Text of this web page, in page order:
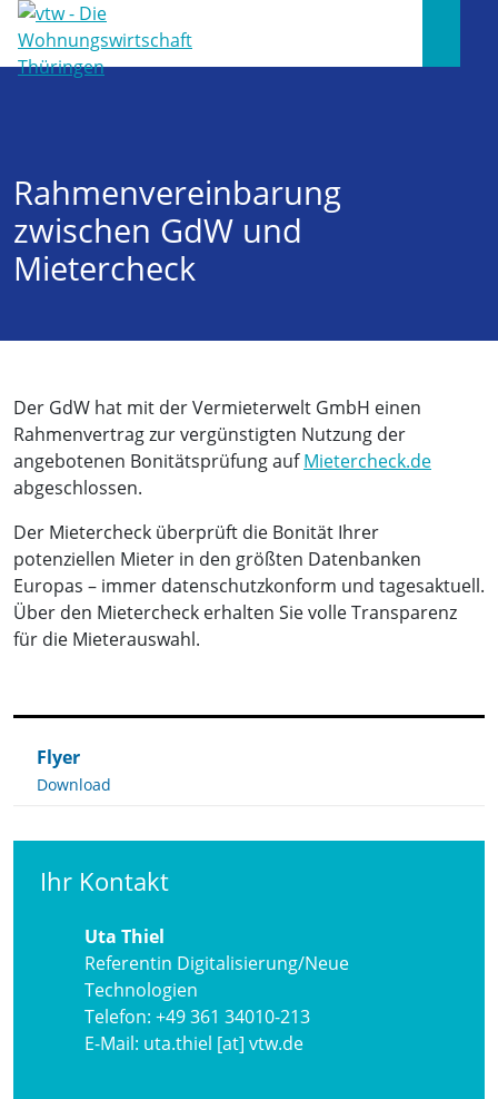
Rahmenvereinbarung
zwischen GdW und
Mietercheck
Der GdW hat mit der Vermieterwelt GmbH einen
Rahmenvertrag zur vergünstigten Nutzung der
angebotenen Bonitätsprüfung aufMietercheck.de
abgeschlossen.
Der Mietercheck überprüft die Bonität Ihrer
potenziellen Mieter in den größten Datenbanken
Europas – immer datenschutzkonform und tagesaktuell.
Über den Mietercheck erhalten Sie volle Transparenz
für die Mieterauswahl.
Flyer
Download
Ihr Kontakt
Uta Thiel
Referentin Digitalisierung/Neue
Technologien
Telefon: +49 361 34010-213
E-Mail: uta.thiel [at] vtw.de